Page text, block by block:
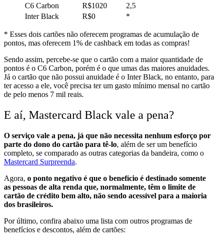
C6 Carbon R$1020
2,5
Inter Black
R$0 *
* Esses dois cartões não oferecem programas de acumulação de
pontos, mas oferecem 1% de cashback em todas as compras!
Sendo assim, percebe-se que o cartão com a maior quantidade de
pontos é o C6 Carbon, porém é o que umas das maiores anuidades.
Já o cartão que não possui anuidade é o Inter Black, no entanto, para
ter acesso a ele, você precisa ter um gasto mínimo mensal no cartão
de pelo menos 7 mil reais.
E aí, Mastercard Black vale a pena?
O serviço vale a pena, já que não necessita nenhum esforço por
parte do dono do cartão para tê-lo, além de ser um benefício
completo, se comparado as outras categorias da bandeira, como o
Mastercard Surpreenda.
Agora, o ponto negativo é que o benefício é destinado somente
as pessoas de alta renda que, normalmente, têm o limite de
cartão de crédito bem alto, não sendo acessível para a maioria
dos brasileiros.
Por último, confira abaixo uma lista com outros programas de
benefícios e descontos, além de cartões: